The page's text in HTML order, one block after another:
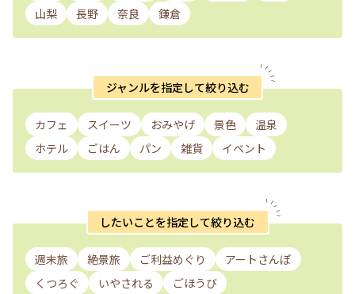
山梨
長野 奈良 鎌倉
ジャンルを指定して絞り込む
カフェ スイーツ おみやげ 景色
温泉
ホテル
ごはん パン 雑貨 イベント
したいことを指定して絞り込む
週末旅 絶景旅 ご利益めぐり
アートさんぽ
くつろぐ
いやされる ごほうび